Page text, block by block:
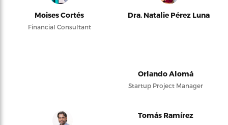
Moises Cortés
Financial Consultant
Dra. Natalie Pérez Luna
Orlando Alomá
Startup Project Manager
Tomás Ramírez